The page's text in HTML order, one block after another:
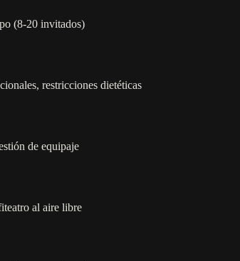
(8-20 invitados)
restricciones dietéticas
de equipaje
al aire libre